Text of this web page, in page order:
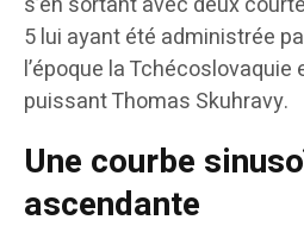
5 lui ayant été administrée
l’époque la
puissant Thomas Skuhravy.
Une courbe
ascendante